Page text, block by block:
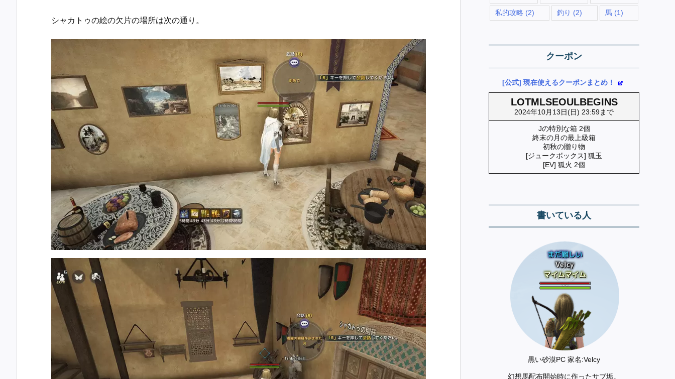
シャカトゥの絵の欠片の場所は次の通り。
私的攻略 (2) 釣り (2) 馬(1)
クーポン
[公式] 現在使えるクーポンまとめ！
LOTMLSEOULBEGINS
2024年10月13日(日) 23:59まで
Jの特別な箱 2個
終末の月の最上級箱
初秋の贈り物
[ジュークボックス] 狐玉
[EV] 狐火 2個
書いている人
黒い砂漠PC 家名:Velcy
幻想馬配布開始時に作ったサブ垢。